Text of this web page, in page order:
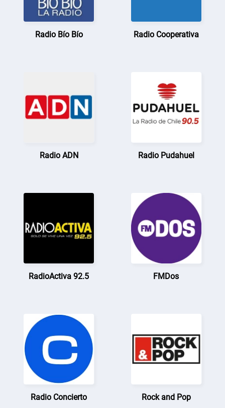
Radio Bío Bío Radio Cooperativa
Radio ADN Radio Pudahuel
RadioActiva 92.5 FMDos
Radio Concierto Rock and Pop